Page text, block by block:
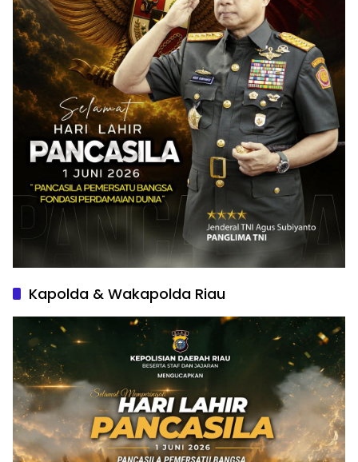
Kapolda & Wakapolda Riau